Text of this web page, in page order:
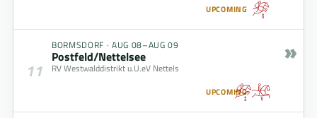
UPCOMING
11
BORMSDORF · AUG 08–AUG 09
Postfeld/Nettelsee
RV Westwalddistrikt u.U.eV Nettels
UPCOMING
»